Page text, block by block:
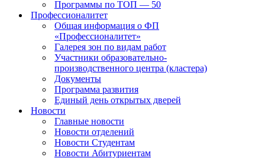
Программы по ТОП — 50
Профессионалитет
Общая информация о ФП
«Профессионалитет»
Галерея зон по видам работ
Участники образовательно-
производственного центра (кластера)
Документы
Программа развития
Единый день открытых дверей
Новости
Главные новости
Новости отделений
Новости Студентам
Новости Абитуриентам